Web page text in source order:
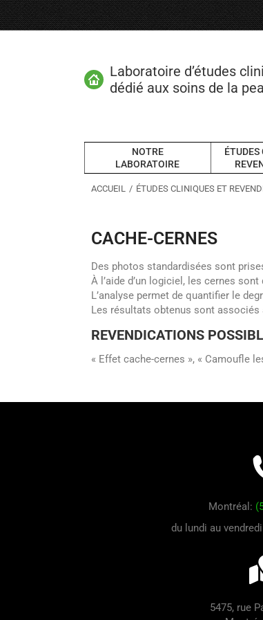
Laboratoire d’études
dédié aux soins de la
NOTRE
LABORATOIRE
ÉTUDES
Vous êtes ici :
ACCUEIL ÉTUDES CLINIQUES ET
CACHE-CERNES
Des photos standardisées sont
À l’aide d’un logiciel, les cernes
L’analyse permet de quantifier le
Les résultats obtenus sont
REVENDICATIONS
« Effet cache-cernes », « Camoufle
Montréal:
du lundi au
5475, rue